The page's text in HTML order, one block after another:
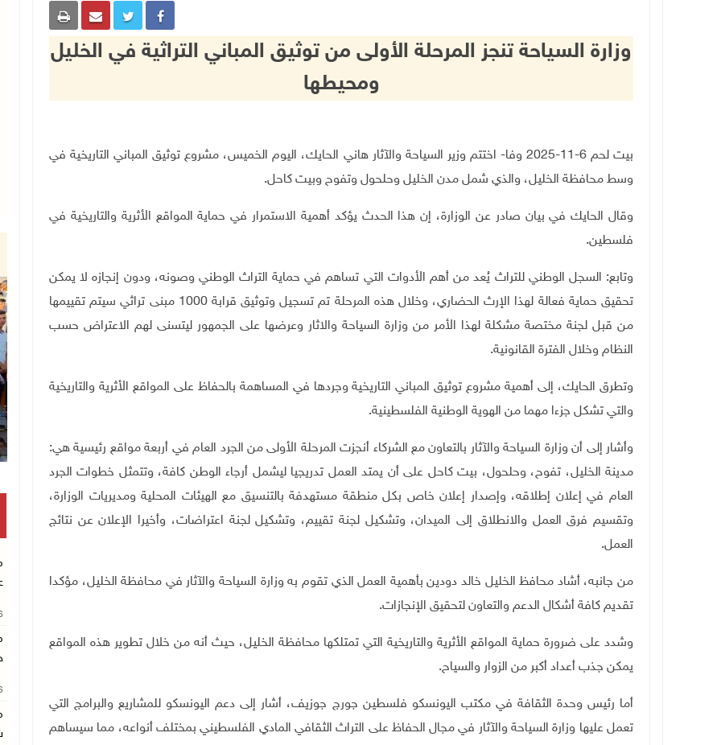
وزارة السياحة تنجز المرحلة الأولى من توثيق المباني التراثية في الخليل
ومحيطها
بيت لحم 6-11-2025 وفا- اختتم وزير السياحة والآثار هاني الحايك، اليوم الخميس، مشروع توثيق المباني التاريخية في
وسط محافظة الخليل، والذي شمل مدن الخليل وحلحول وتفوح وبيت كاحل.
وقال الحايك في بيان صادر عن الوزارة، إن هذا الحدث يؤكد أهمية الاستمرار في حماية المواقع الأثرية والتاريخية في
فلسطين.
وتابع: السجل الوطني للتراث يُعد من أهم الأدوات التي تساهم في حماية التراث الوطني وصونه، ودون إنجازه لا يمكن
تحقيق حماية فعالة لهذا الإرث الحضاري، وخلال هذه المرحلة تم تسجيل وتوثيق قرابة 1000 مبنى تراثي سيتم تقييمها
من قبل لجنة مختصة مشكلة لهذا الأمر من وزارة السياحة والاثار وعرضها على الجمهور ليتسنى لهم الاعتراض حسب
النظام وخلال الفترة القانونية.
وتطرق الحايك، إلى أهمية مشروع توثيق المباني التاريخية وجردها في المساهمة بالحفاظ على المواقع الأثرية والتاريخية
والتي تشكل جزءا مهما من الهوية الوطنية الفلسطينية.
وأشار إلى أن وزارة السياحة والآثار بالتعاون مع الشركاء أنجزت المرحلة الأولى من الجرد العام في أربعة مواقع رئيسية هي:
مدينة الخليل، تفوح، وحلحول، بيت كاحل على أن يمتد العمل تدريجيا ليشمل أرجاء الوطن كافة، وتتمثل خطوات الجرد
العام في إعلان إطلاقه، وإصدار إعلان خاص بكل منطقة مستهدفة بالتنسيق مع الهيئات المحلية ومديريات الوزارة،
وتقسيم فرق العمل والانطلاق إلى الميدان، وتشكيل لجنة تقييم، وتشكيل لجنة اعتراضات، وأخيرا الإعلان عن نتائج
العمل.
من جانبه، أشاد محافظ الخليل خالد دودين بأهمية العمل الذي تقوم به وزارة السياحة والآثار في محافظة الخليل، مؤكدا
تقديم كافة أشكال الدعم والتعاون لتحقيق الإنجازات.
وشدد على ضرورة حماية المواقع الأثرية والتاريخية التي تمتلكها محافظة الخليل، حيث أنه من خلال تطوير هذه المواقع
يمكن جذب أعداد أكبر من الزوار والسياح.
أما رئيس وحدة الثقافة في مكتب اليونسكو فلسطين جورج جوزيف، أشار إلى دعم اليونسكو للمشاريع والبرامج التي
تعمل عليها وزارة السياحة والآثار في مجال الحفاظ على التراث الثقافي المادي الفلسطيني بمختلف أنواعه، مما سيساهم